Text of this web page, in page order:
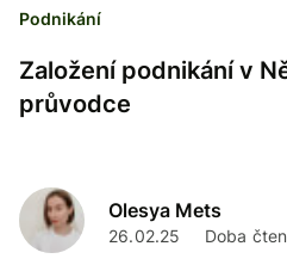
Podnikání
Založení podnikání v
průvodce
Olesya Mets
26.02.25 Doba